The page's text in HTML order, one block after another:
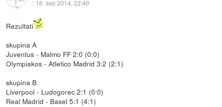
:: 16. sep 2014, 22:49
Rezultati
skupina A
Juventus - Malmo FF 2:0 (0:0)
Olympiakos - Atletico Madrid 3:2 (2:1)
skupina B
Liverpool - Ludogorec 2:1 (0:0)
Real Madrid - Basel 5:1 (4:1)